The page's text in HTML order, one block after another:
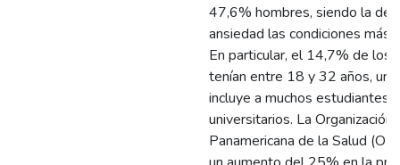
47,6% hombres, siendo la
ansiedad las condiciones más
En particular, el 14,7% de los
tenían entre 18 y 32 años, un
incluye a muchos estudiantes
universitarios. La Organización
Panamericana de la Salud